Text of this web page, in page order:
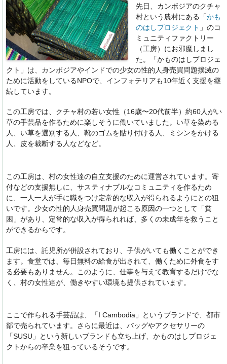
先日、カンボジアのクチャ
村という農村にある「かも
のはしプロジェクト 」のコ
ミュニティファクトリー
（工房）にお邪魔しまし
た。「かものはしプロジェ
クト」は、カンボジアやインドでの少女の性的人身売買問題撲滅の
ために活動をしているNPOで、インフォテリアも10年近く支援を継
続しています。
この工房では、クチャ村の若い女性（16歳〜20代前半）約60人がい
草の手芸品を作るために楽しそうに働いていました。い草を染める
人、い草を選別する人、靴のゴムを貼り付ける人、ミシンをかける
人、皮を裁断する人などなど。
この工房は、村の女性達の自立支援のために運営されています。寄
付などの支援無しに、サスティナブルなコミュニティを作るため
に、一人一人が手に職をつけ定常的な収入が得られるようにとの狙
いです。少女の性的人身売買問題が起こる原因の一つとして「貧
困」があり、定常的な収入が得られれば、多くの未成年を救うこと
ができるからです。
工房には、託児所が併設されており、子供がいても働くことができ
ます。食堂では、毎日無料の給食が出されて、働くために外食をす
る必要もありません。このように、仕事を与えて教育するだけでな
く、村の女性達が、働きやすい環境も提供されています。
ここで作られる手芸品は、「I Cambodia」というブランドで、都市
部で売られています。さらに最近は、バッグやアクセサリーの
「SUSU」という新しいブランドも立ち上げ、かものはしプロジェ
クトからの卒業を狙っているそうです。